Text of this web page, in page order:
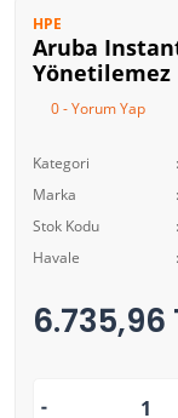
HPE
Aruba Instant
Yönetilemez
0 - Yorum Yap
Kategori
Marka
Stok Kodu
Havale
6.735,96